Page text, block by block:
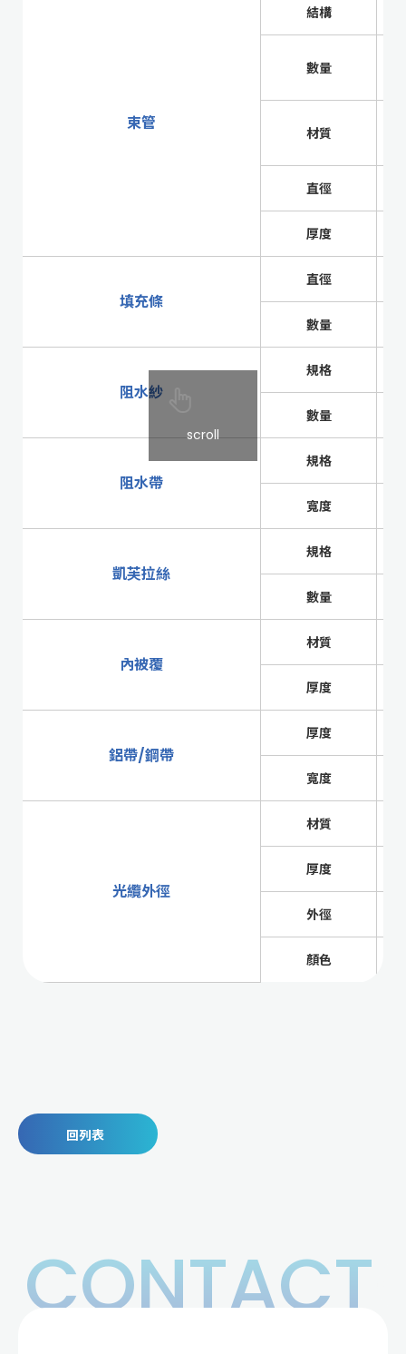
scroll
束管
結構
數量
材質
直徑
厚度
填充條
直徑
數量
阻水紗
規格
數量
阻水帶
規格
寬度
凱芙拉絲
規格
數量
內被覆
材質
厚度
鋁帶/鋼帶
厚度
寬度
光纜外徑
材質
厚度
外徑
顏色
回列表
CONTACT